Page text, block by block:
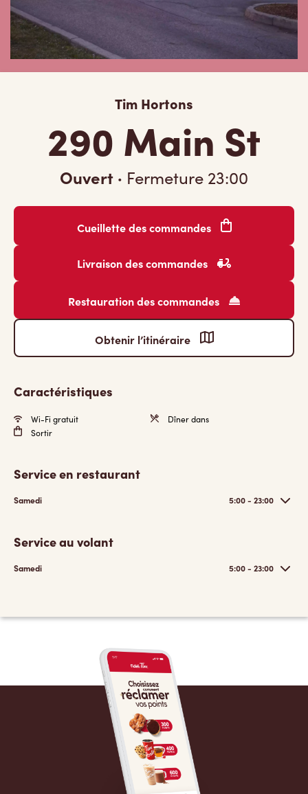
Tim Hortons
290 Main St
Ouvert · Fermeture 23:00
Cueillette des commandes
Livraison des commandes
Restauration des commandes
Obtenir l’itinéraire
Caractéristiques
Wi-Fi gratuit
Dîner dans
Sortir
Service en restaurant
Samedi 5:00 - 23:00
Service au volant
Samedi 5:00 - 23:00